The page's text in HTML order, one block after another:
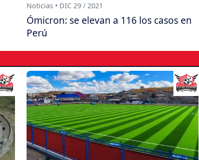
Noticias • DIC 29 / 2021
Ómicron: se elevan a 116 los casos en
Perú